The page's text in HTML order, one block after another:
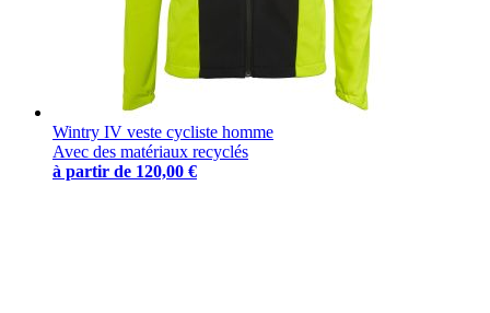
Wintry IV veste cycliste homme
Avec des matériaux recyclés
à partir de 120,00 €